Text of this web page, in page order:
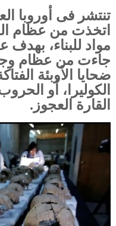
تنتشر فى أوروبا
اتخذت من عظام
مواد للبناء،
جاءت من عظام
ضحايا الأوبئة
الكوليرا، أو
القارة العجوز.